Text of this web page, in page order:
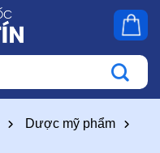
Dược mỹ phẩm